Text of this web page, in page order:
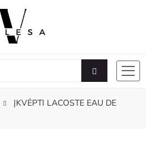
ĮKVĖPTI LACOSTE EAU DE